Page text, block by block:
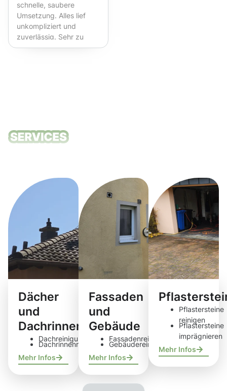
schnelle, saubere
Umsetzung. Alles lief
unkompliziert und
zuverlässig. Sehr zu
empfehlen!
Dächer
und
Dachrinnen
Dachreinigung
Dachrinnenreinigung
Mehr Infos
Fassaden
und
Gebäude
Fassadenreinigung
Gebäudereinigung
Mehr Infos
Pflastersteine
reinigen
Pflastersteine
imprägnieren
Mehr Infos